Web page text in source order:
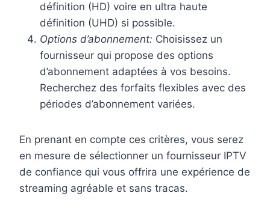
définition (HD) voire en ultra haute
définition (UHD) si possible.
Options d’abonnement: Choisissez un
fournisseur qui propose des options
d’abonnement adaptées à vos besoins.
Recherchez des forfaits flexibles avec des
périodes d’abonnement variées.
En prenant en compte ces critères, vous serez
en mesure de sélectionner un fournisseur IPTV
de confiance qui vous offrira une expérience de
streaming agréable et sans tracas.